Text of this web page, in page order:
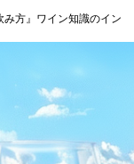
方』ワイン知識のイン